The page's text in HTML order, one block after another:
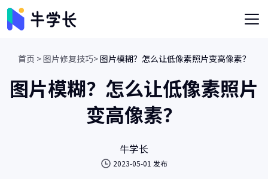
首页 >图片修复技巧>图片模糊？怎么让低像素照片变高像素？
图片模糊？怎么让低像素照片
变高像素？
牛学长
2023-05-01 发布